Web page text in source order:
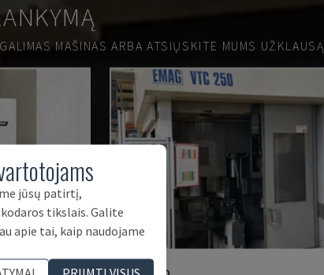
MAŠINAS ARBA ATSIŲSKITE MUMS UŽKLAUSĄ.
jūsų patirtį,
tikslais. Galite
apie tai, kaip naudojame